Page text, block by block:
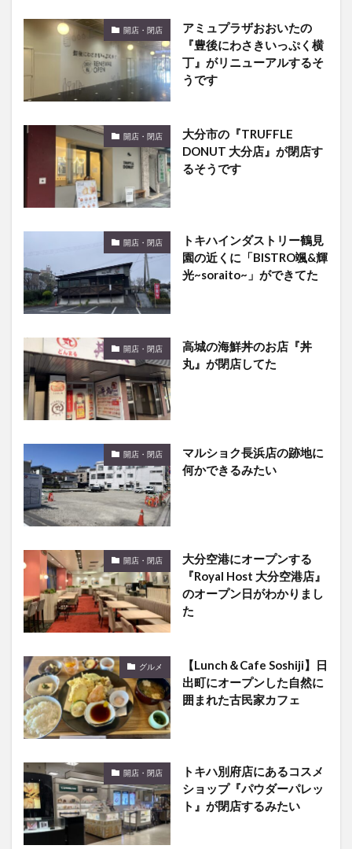
開店・閉店
アミュプラザおおいたの
『豊後にわさきいっぷく横
丁』がリニューアルするそ
うです
開店・閉店
大分市の『TRUFFLE
DONUT 大分店』が閉店す
るそうです
開店・閉店
トキハインダストリー鶴見
園の近くに「BISTRO颯&輝
光~soraito~」ができてた
開店・閉店
高城の海鮮丼のお店『丼
丸』が閉店してた
開店・閉店
マルショク長浜店の跡地に
何かできるみたい
開店・閉店
大分空港にオープンする
『Royal Host 大分空港店』
のオープン日がわかりまし
た
グルメ
【Lunch＆Cafe Soshiji】日
出町にオープンした自然に
囲まれた古民家カフェ
開店・閉店
トキハ別府店にあるコスメ
ショップ『パウダーパレッ
ト』が閉店するみたい